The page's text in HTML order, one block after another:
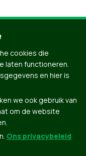
cookies die
laten functioneren.
en hier is
we ook gebruik van
om de website
Ons privacybeleid